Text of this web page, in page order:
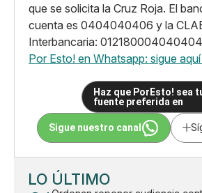
que se solicita la Cruz Roja. El
cuenta es 0404040406 y la
Interbancaria:
Por Esto! en Whatsapp: sigue
Haz que PorEsto! sea
fuente preferida en
Sigue nuestro canal
LO ÚLTIMO